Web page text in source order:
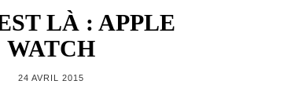
LÀ : APPLE
WATCH
24 AVRIL 2015